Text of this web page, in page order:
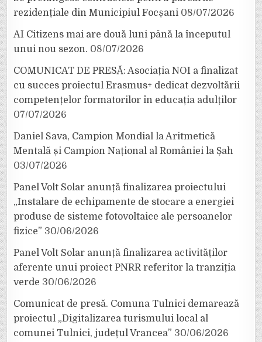
rezidențiale din Municipiul Focșani 08/07/2026
AI Citizens mai are două luni până la începutul
unui nou sezon. 08/07/2026
COMUNICAT DE PRESĂ: Asociația NOI a finalizat
cu succes proiectul Erasmus+ dedicat dezvoltării
competențelor formatorilor în educația adulților
07/07/2026
Daniel Sava, Campion Mondial la Aritmetică
Mentală și Campion Național al României la Șah
03/07/2026
Panel Volt Solar anunță finalizarea proiectului
„Instalare de echipamente de stocare a energiei
produse de sisteme fotovoltaice ale persoanelor
fizice” 30/06/2026
Panel Volt Solar anunță finalizarea activităților
aferente unui proiect PNRR referitor la tranziția
verde 30/06/2026
Comunicat de presă. Comuna Tulnici demarează
proiectul „Digitalizarea turismului local al
comunei Tulnici, județul Vrancea” 30/06/2026